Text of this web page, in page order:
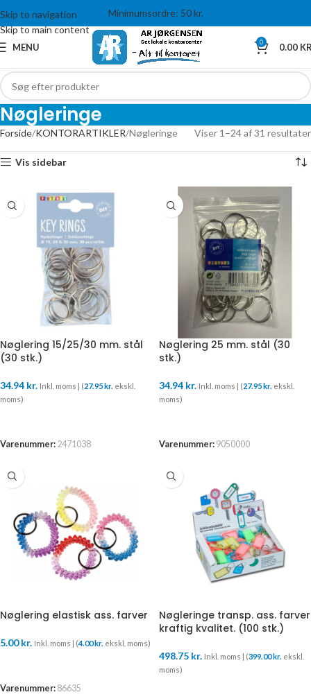
Skip to navigation
Skip to main content
Minimumsordre: 50 kr.
MENU 0 0.00
Nøgleringe
Forside KONTORARTIKLER Nøgleringe Viser 1–24 af 31 resultater
Vis sidebar
Nøglering 15/25/30 mm. stål
(30 stk.)
34.94 kr. Inkl. moms | (27.95kr. ekskl.
moms)
Varenummer: 2471038
Nøglering 25 mm. stål (30
stk.)
34.94 kr. Inkl. moms | (27.95kr. ekskl.
moms)
Varenummer: 9050000
Nøglering elastisk ass. farver
5.00kr. Inkl. moms | (4.00 kr. ekskl. moms)
Varenummer: 86635
Nøgleringe transp. ass. farver
kraftig kvalitet. (100 stk.)
498.75 kr. Inkl. moms | (399.00 kr. ekskl.
moms)